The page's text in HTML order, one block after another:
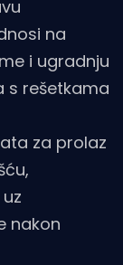
na
i ugradnju
s rešetkama
za prolaz
nakon